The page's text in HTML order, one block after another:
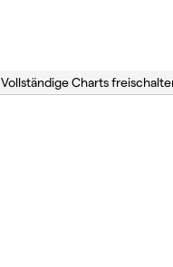
Vollständige Charts